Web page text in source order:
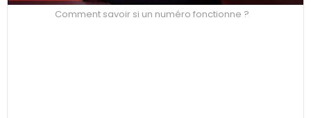
Comment savoir si un numéro fonctionne ?